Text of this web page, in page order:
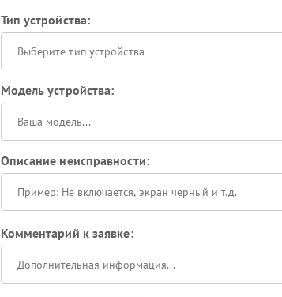
Тип устройства:
Выберите тип устройства
Модель устройства:
Описание неисправности:
Комментарий к заявке: